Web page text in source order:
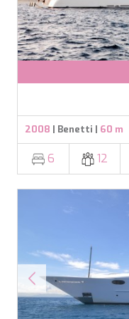
2008 | Benetti | 60 m
6 12
LEOPARD
LIFE IS GOOD
LOVE STORY
LUCKY
MAIA
MAKANI II
MAMMA MIA
MANE ET NOCTE
MARY-JEAN II
MAXITA
MI ALMA
MIA KAI